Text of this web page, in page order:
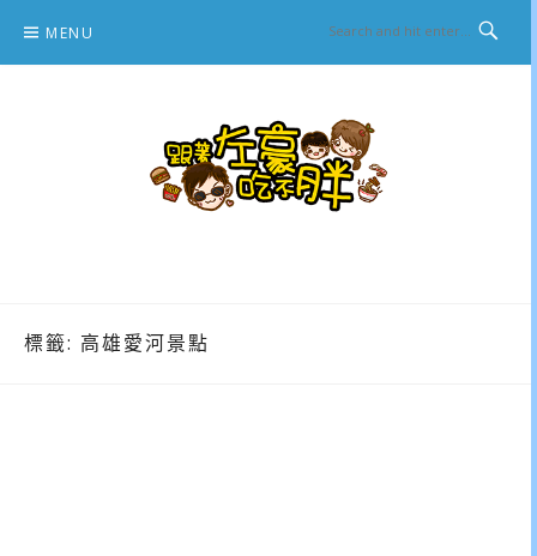
content
MENU
標籤: 高雄愛河景點